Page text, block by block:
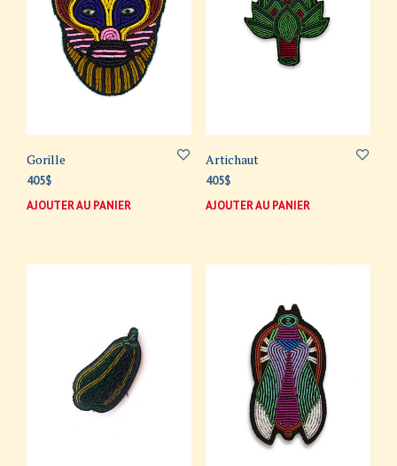
Gorille
405$
AJOUTER AU PANIER
Artichaut
405$
AJOUTER AU PANIER